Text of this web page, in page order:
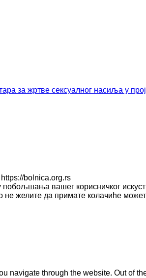
за жртве сексуалног насиља у
bolnica.org.rs
вашег корисничког
не желите да примате колачиће
navigate through the website. Out of